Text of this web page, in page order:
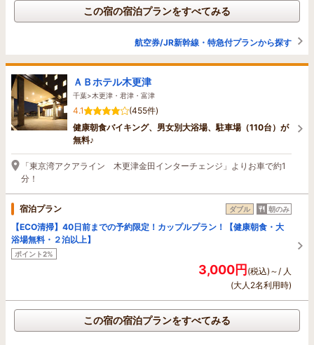
この宿の宿泊プランをすべてみる
航空券/JR新幹線・特急付プランから探す
ＡＢホテル木更津
千葉>木更津・君津・富津
4.1
(455件)
健康朝食バイキング、男女別大浴場、駐車場（110台）が
無料♪
「東京湾アクアライン 木更津金田インターチェンジ」よりお車で約1
分！
宿泊プラン ダブル 朝のみ
【ECO清掃】40日前までの予約限定！カップルプラン！【健康朝食・大
浴場無料・２泊以上】
ポイント2%
3,000円(税込)～/ 人
(大人2名利用時)
この宿の宿泊プランをすべてみる